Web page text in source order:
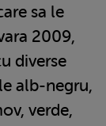
sa le
2009,
diverse
alb-negru,
verde,